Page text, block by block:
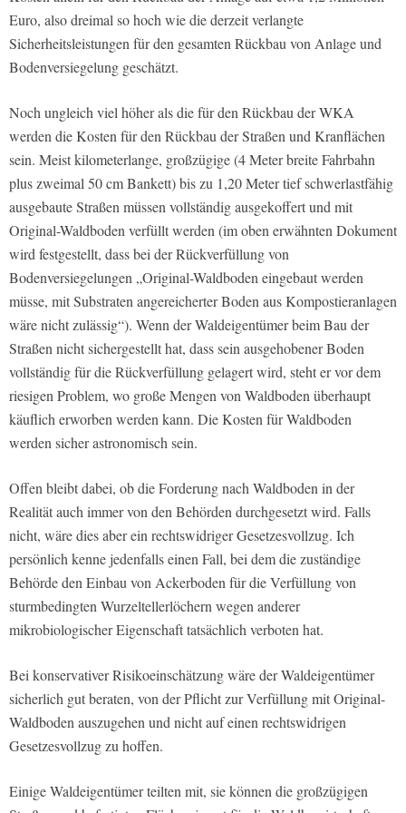
Euro, also dreimal so hoch wie die derzeit verlangte
Sicherheitsleistungen für den gesamten Rückbau von Anlage und
Bodenversiegelung geschätzt.
Noch ungleich viel höher als die für den Rückbau der WKA
werden die Kosten für den Rückbau der Straßen und Kranflächen
sein. Meist kilometerlange, großzügige (4 Meter breite Fahrbahn
plus zweimal 50 cm Bankett) bis zu 1,20 Meter tief schwerlastfähig
ausgebaute Straßen müssen vollständig ausgekoffert und mit
Original-Waldboden verfüllt werden (im oben erwähnten Dokument
wird festgestellt, dass bei der Rückverfüllung von
Bodenversiegelungen „Original-Waldboden eingebaut werden
müsse, mit Substraten angereicherter Boden aus Kompostieranlagen
wäre nicht zulässig“). Wenn der Waldeigentümer beim Bau der
Straßen nicht sichergestellt hat, dass sein ausgehobener Boden
vollständig für die Rückverfüllung gelagert wird, steht er vor dem
riesigen Problem, wo große Mengen von Waldboden überhaupt
käuflich erworben werden kann. Die Kosten für Waldboden
werden sicher astronomisch sein.
Offen bleibt dabei, ob die Forderung nach Waldboden in der
Realität auch immer von den Behörden durchgesetzt wird. Falls
nicht, wäre dies aber ein rechtswidriger Gesetzesvollzug. Ich
persönlich kenne jedenfalls einen Fall, bei dem die zuständige
Behörde den Einbau von Ackerboden für die Verfüllung von
sturmbedingten Wurzeltellerlöchern wegen anderer
mikrobiologischer Eigenschaft tatsächlich verboten hat.
Bei konservativer Risikoeinschätzung wäre der Waldeigentümer
sicherlich gut beraten, von der Pflicht zur Verfüllung mit Original-
Waldboden auszugehen und nicht auf einen rechtswidrigen
Gesetzesvollzug zu hoffen.
Einige Waldeigentümer teilten mit, sie können die großzügigen